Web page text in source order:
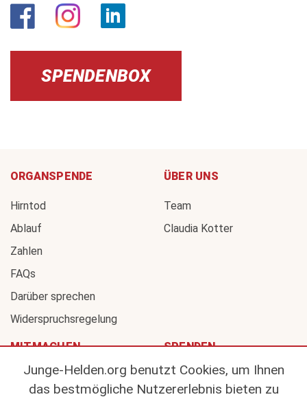
SPENDENBOX
ORGANSPENDE
Hirntod
Ablauf
Zahlen
FAQs
Darüber sprechen
Widerspruchsregelung
ÜBER UNS
Team
Claudia Kotter
MITMACHEN
Organspendeausweis
SPENDEN
Wirkung
Junge-Helden.org benutzt Cookies, um Ihnen
das bestmögliche Nutzererlebnis bieten zu